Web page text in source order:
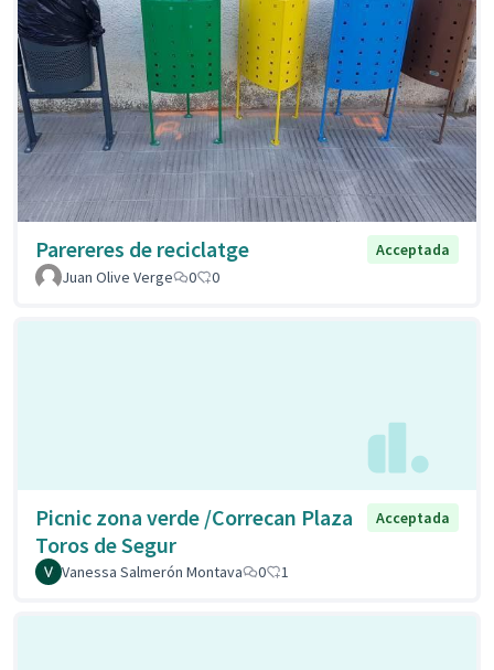
Parereres de reciclatge
Acceptada
Juan Olive Verge
0 0
Picnic zona verde /Correcan Plaza
Toros de Segur
Acceptada
Vanessa Salmerón Montava 0 1